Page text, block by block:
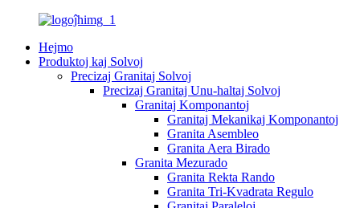
Hejmo
Produktoj kaj Solvoj
Precizaj Granitaj Solvoj
Precizaj Granitaj Unu-haltaj Solvoj
Granitaj Komponantoj
Granitaj Mekanikaj Komponantoj
Granita Asembleo
Granita Aera Birado
Granita Mezurado
Granita Rekta Rando
Granita Tri-Kvadrata Regulo